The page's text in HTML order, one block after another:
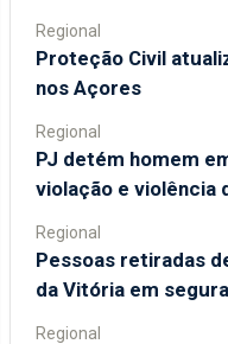
Regional
Proteção Civil
nos Açores
Regional
PJ detém homem
violação e violência
Regional
Pessoas retiradas
da Vitória em
Regional